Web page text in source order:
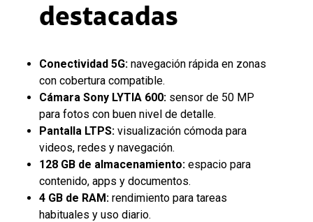
destacadas
Conectividad 5G: navegación rápida en zonas
con cobertura compatible.
Cámara Sony LYTIA 600: sensor de 50 MP
para fotos con buen nivel de detalle.
Pantalla LTPS: visualización cómoda para
videos, redes y navegación.
128 GB de almacenamiento: espacio para
contenido, apps y documentos.
4 GB de RAM: rendimiento para tareas
habituales y uso diario.